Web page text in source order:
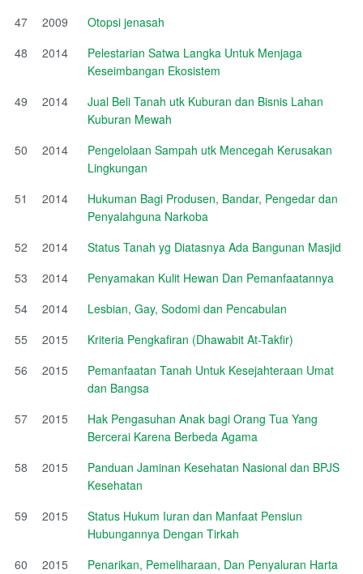
47
2009
Otopsi jenasah
48
2014
Pelestarian Satwa Langka Untuk Menjaga
Keseimbangan Ekosistem
49
2014
Jual Beli Tanah utk Kuburan dan Bisnis Lahan
Kuburan Mewah
50
2014
Pengelolaan Sampah utk Mencegah Kerusakan
Lingkungan
51
2014
Hukuman Bagi Produsen, Bandar, Pengedar dan
Penyalahguna Narkoba
52
2014
Status Tanah yg Diatasnya Ada Bangunan Masjid
53
2014
Penyamakan Kulit Hewan Dan Pemanfaatannya
54
2014
Lesbian, Gay, Sodomi dan Pencabulan
55
2015
Kriteria Pengkafiran (Dhawabit At-Takfir)
56
2015
Pemanfaatan Tanah Untuk Kesejahteraan Umat
dan Bangsa
57
2015
Hak Pengasuhan Anak bagi Orang Tua Yang
Bercerai Karena Berbeda Agama
58
2015
Panduan Jaminan Kesehatan Nasional dan BPJS
Kesehatan
59
2015
Status Hukum Iuran dan Manfaat Pensiun
Hubungannya Dengan Tirkah
60
2015
Penarikan, Pemeliharaan, Dan Penyaluran Harta